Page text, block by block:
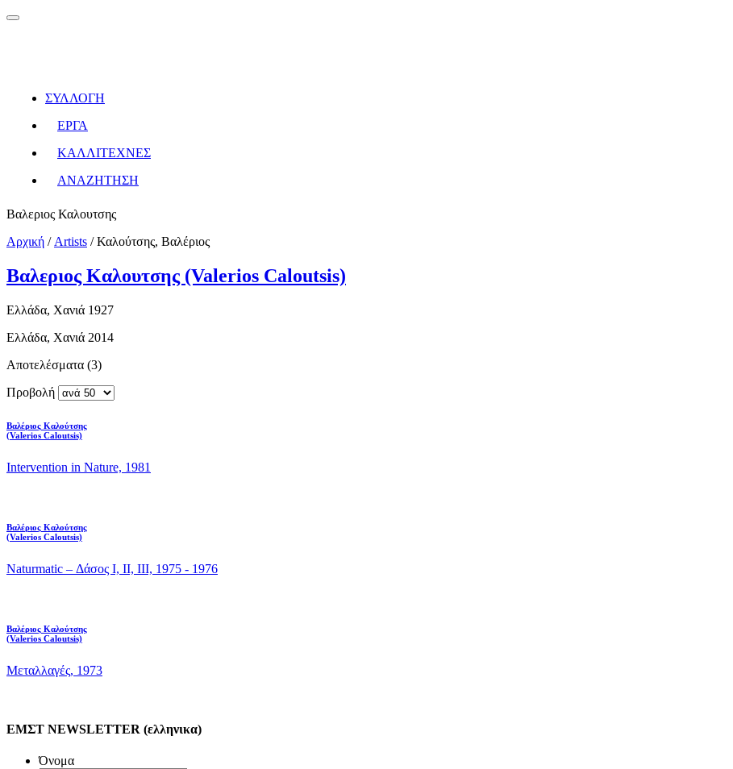
ΣΥΛΛΟΓΗ
ΕΡΓΑ
ΚΑΛΛΙΤΕΧΝΕΣ
ΑΝΑΖΗΤΗΣΗ
Βαλεριος Καλουτσης
Αρχική / Artists /Καλούτσης, Βαλέριος
Βαλεριος Καλουτσης (Valerios Caloutsis)
Ελλάδα, Χανιά 1927
Ελλάδα, Χανιά 2014
Αποτελέσματα (3)
Προβολή
Βαλέριος Καλούτσης
(Valerios Caloutsis)
Intervention in Nature, 1981
Βαλέριος Καλούτσης
(Valerios Caloutsis)
Naturmatic – Δάσος Ι, ΙΙ, ΙΙΙ, 1975 - 1976
Βαλέριος Καλούτσης
(Valerios Caloutsis)
Μεταλλαγές, 1973
ΕΜΣΤ NEWSLETTER (ελληνικα)
Όνομα